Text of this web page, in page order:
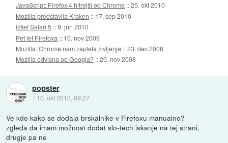
JavaScript: Firefox 4 hitrejši od Chroma ::25. okt 2010
Mozilla predstavila Kraken :: 17. sep 2010
Izšel Safari 5 ::9. jun 2010
Pet let Firefoxa :: 10. nov 2009
Mozilla: Chrome nam zapleta življenje ::23. dec 2008
Mozilla odvisna od Googla? ::20. nov 2008
popster
:: 10. okt 2010, 09:27
Ve kdo kako se dodaja brskalnike v Firefoxu manualno?
zgleda da imam možnost dodat slo-tech iskanje na tej strani,
drugje pa ne